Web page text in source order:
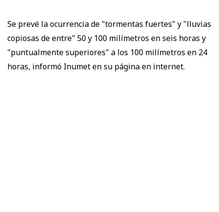
Se prevé la ocurrencia de "tormentas fuertes" y "lluvias
copiosas de entre" 50 y 100 milímetros en seis horas y
"puntualmente superiores" a los 100 milímetros en 24
horas, informó Inumet en su página en internet.